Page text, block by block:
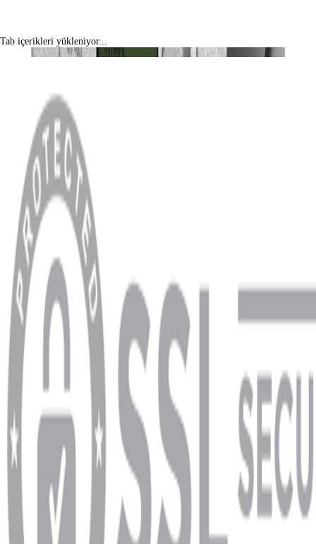
Tab içerikleri yükleniyor...
MENÜ
Anasayfa
Hakkımızda
Blog
MÜŞTERİ HİZMETLERİ
Hesabım
Sipariş Sorgulama
Banka Hesap Bilgileri
YARDIM VE DESTEK
Ödeme ve Teslimat Şartları
Garanti ve İade Şartları
info@dukkanhifi.com
0850 441 40 44
info@dukkanhifi.com 0850 441 40 44
Çalışma Saatleri: Pazartesi - Cuma 09:30 - 19:30, Cumartesi 10:00 - 18:00